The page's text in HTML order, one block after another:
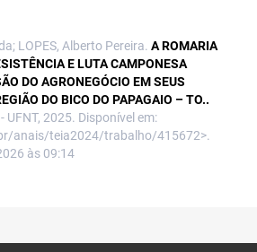
LOPES, Alberto Pereira. A ROMARIA
E LUTA CAMPONESA
DO AGRONEGÓCIO EM SEUS
DO BICO DO PAPAGAIO – TO..
UFNT, 2025. Disponível em:
anais/teia2024/trabalho/415672>.
às 09:14